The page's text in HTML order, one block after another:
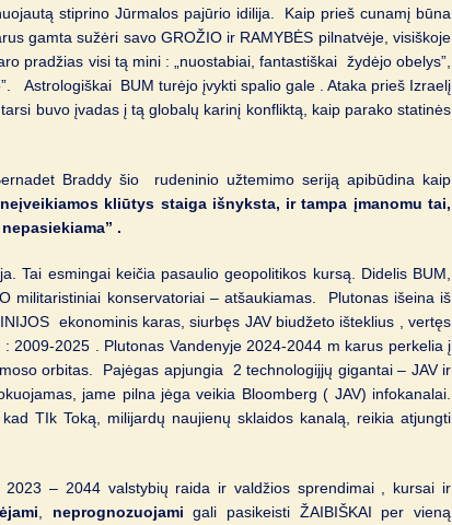
stiprino Jūrmalos pajūrio idilija. Kaip prieš cunamį būna
gamta sužėri savo GROŽIO ir RAMYBĖS pilnatvėje, visiškoje
pradžias visi tą mini : „nuostabiai, fantastiškai žydėjo obelys”,
Astrologiškai BUM turėjo įvykti spalio gale . Ataka prieš Izraelį
buvo įvadas į tą globalų karinį konfliktą, kaip parako statinės
Braddy šio rudeninio užtemimo seriją apibūdina kaip
kliūtys staiga išnyksta, ir tampa įmanomu tai,
.
Tai esmingai keičia pasaulio geopolitikos kursą. Didelis BUM,
militaristiniai konservatoriai – atšaukiamas. Plutonas išeina iš
ekonominis karas, siurbęs JAV biudžeto išteklius , vertęs
2009-2025 . Plutonas Vandenyje 2024-2044 m karus perkelia į
orbitas. Pajėgas apjungia 2 technologijjų gigantai – JAV ir
jame pilna jėga veikia Bloomberg ( JAV) infokanalai.
TIk Toką, milijardų naujienų sklaidos kanalą, reikia atjungti
– 2044 valstybių raida ir valdžios sprendimai , kursai ir
, neprognozuojami gali pasikeisti ŽAIBIŠKAI per vieną